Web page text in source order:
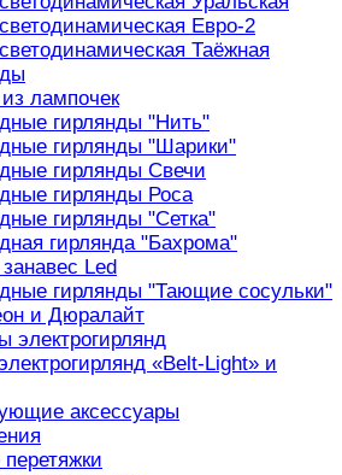
Евро-2
Таёжная
лампочек
гирлянды "Нить"
гирлянды "Шарики"
гирлянды Свечи
гирлянды Роса
гирлянды "Сетка"
гирлянда "Бахрома"
Led
гирлянды "Тающие сосульки"
и Дюралайт
электрогирлянд
«Belt-Light» и
аксессуары